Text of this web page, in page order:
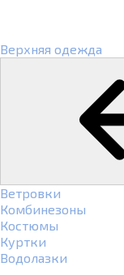
Верхняя одежда
Ветровки
Комбинезоны
Костюмы
Куртки
Водолазки